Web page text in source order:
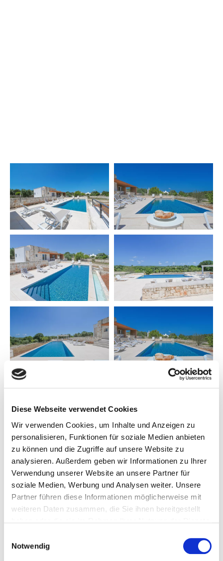
Diese Webseite verwendet Cookies
Wir verwenden Cookies, um Inhalte und Anzeigen zu
personalisieren, Funktionen für soziale Medien anbieten
zu können und die Zugriffe auf unsere Website zu
analysieren. Außerdem geben wir Informationen zu Ihrer
Verwendung unserer Website an unsere Partner für
soziale Medien, Werbung und Analysen weiter. Unsere
Partner führen diese Informationen möglicherweise mit
weiteren Daten zusammen, die Sie ihnen bereitgestellt
Notwendig
Villa Antares mit Pool
SCHLAFZIMMER UND BADEZIMMER
DIENSTLEISTUNGEN